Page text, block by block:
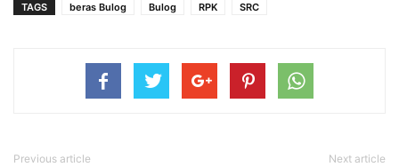
TAGS beras Bulog Bulog RPK SRC
Previous article Next article